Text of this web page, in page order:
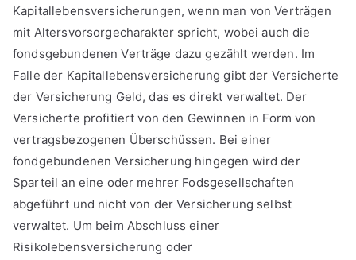
Kapitallebensversicherungen, wenn man von Verträgen
mit Altersvorsorgecharakter spricht, wobei auch die
fondsgebundenen Verträge dazu gezählt werden. Im
Falle der Kapitallebensversicherung gibt der Versicherte
der Versicherung Geld, das es direkt verwaltet. Der
Versicherte profitiert von den Gewinnen in Form von
vertragsbezogenen Überschüssen. Bei einer
fondgebundenen Versicherung hingegen wird der
Sparteil an eine oder mehrer Fodsgesellschaften
abgeführt und nicht von der Versicherung selbst
verwaltet. Um beim Abschluss einer
Risikolebensversicherung oder